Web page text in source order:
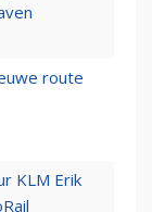
route
KLM Erik